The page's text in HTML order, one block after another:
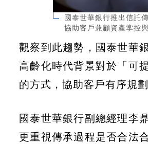
國泰世華銀行推出信託
協助客戶兼顧資產掌控
觀察到此趨勢，國泰世華
高齡化時代背景對於「可
的方式，協助客戶有序規
國泰世華銀行副總經理李
更重視傳承過程是否合法